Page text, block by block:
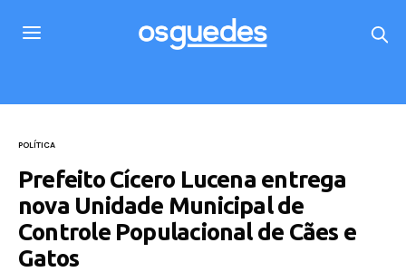
POLÍTICA
Prefeito Cícero Lucena entrega
nova Unidade Municipal de
Controle Populacional de Cães e
Gatos